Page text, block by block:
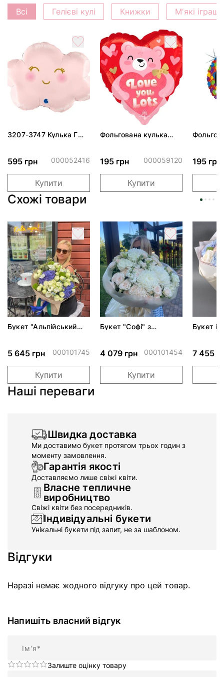
Всі Гелієві кулі Книжки М'які
3207-3747 Кулька Г
595 грн 000052416
Купити
Фольгована кулька
195 грн 000059120
Купити
195 грн
Схожі товари
Букет "Альпійський
5 645 грн 000101745
Купити
Букет "Софі" з
4 079 грн 000101454
Купити
Букет із
7 455
Наші переваги
Швидка доставка
Ми доставимо букет протягом трьох годин з
моменту замовлення.
Гарантія якості
Доставляємо лише свіжі квіти.
Власне тепличне
виробництво
Свіжі квіти без посередників.
Індивідуальні букети
Унікальні букети під запит, не за шаблоном.
Відгуки
Наразі немає жодного відгуку про цей товар.
Напишіть власний відгук
Залиште оцінку товару